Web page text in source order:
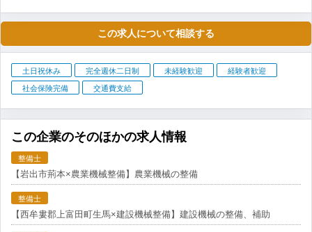
この求人について相談する
土日祝休み 完全週休二日制 未経験歓迎 経験者歓迎
社会保険完備 交通費支給
この企業のそのほかの求人情報
【岩出市荊本×農業機械整備】農業機械の整備
整備士
【西牟婁郡上富田町生馬×建設機械整備】建設機械の整備、補助
整備士